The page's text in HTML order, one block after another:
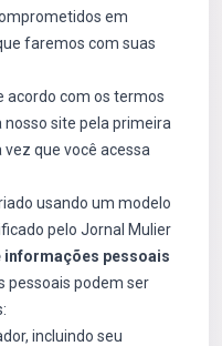
em
faremos com suas
acordo com os termos
site pela primeira
que você acessa
usando um modelo
pelo Jornal Mulier
informações pessoais
pessoais podem ser
incluindo seu